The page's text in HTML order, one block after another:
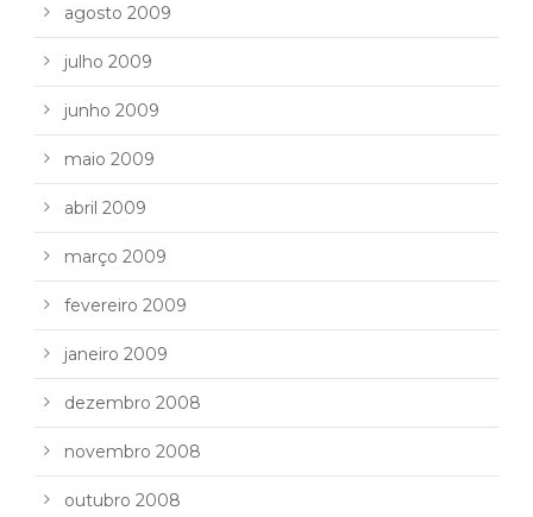
agosto 2009
julho 2009
junho 2009
maio 2009
abril 2009
março 2009
fevereiro 2009
janeiro 2009
dezembro 2008
novembro 2008
outubro 2008